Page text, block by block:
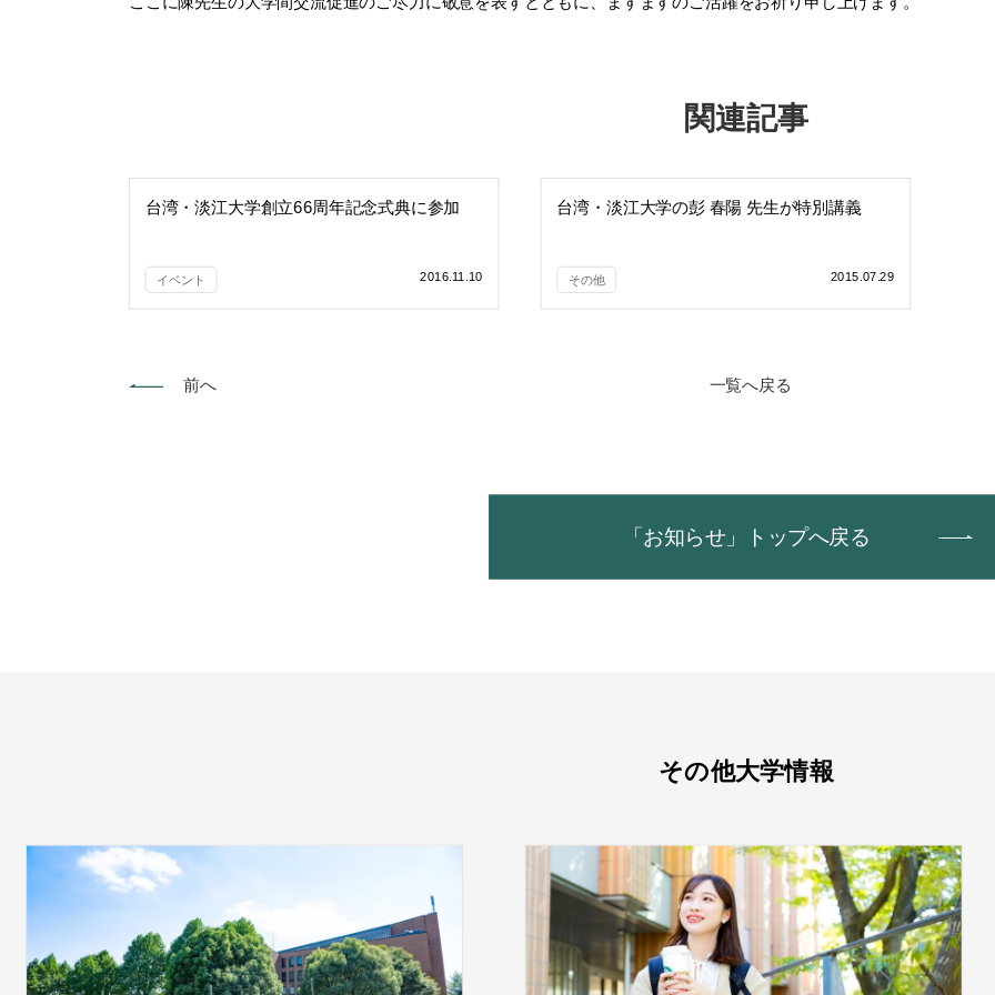
関連記事
台湾・淡江大学創立66周年記念式典に参加
イベント 2016.11.10
台湾・淡江大学の彭 春陽 先生が特別講義
その他 2015.07.29
前へ 一覧へ戻る
「お知らせ」トップへ戻る
その他大学情報